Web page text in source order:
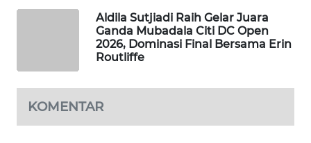
Aldila Sutjiadi Raih Gelar Juara
Ganda Mubadala Citi DC Open
2026, Dominasi Final Bersama Erin
Routliffe
KOMENTAR
WAHANA